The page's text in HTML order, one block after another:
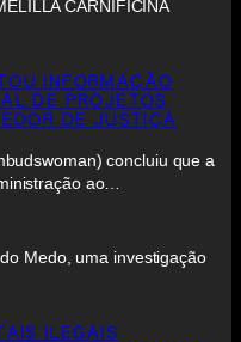
CARNIFICINA
INFORMAÇÃO
DE PROJETOS
DE JUSTIÇA
concluiu que a
ao…
Medo, uma investigação
ILEGAIS